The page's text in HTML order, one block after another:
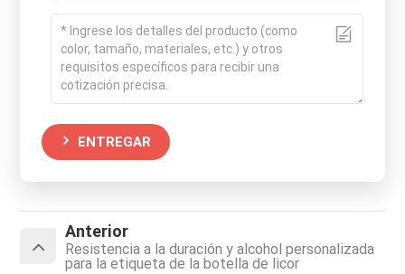
ENTREGAR
Anterior
Resistencia a la duración y alcohol personalizada
para la etiqueta de la botella de licor